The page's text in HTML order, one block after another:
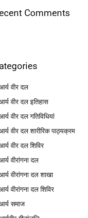
Comments
वीर दल
वीर दल इतिहास
वीर दल गतिविधियां
वीर दल शारीरिक पाठ्यक्रम
वीर दल शिविर
वीरांगना दल
वीरांगना दल शाखा
वीरांगना दल शिविर
समाज